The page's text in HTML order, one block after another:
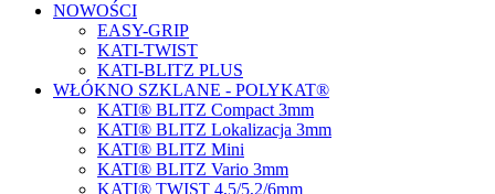
NOWOŚCI
EASY-GRIP
KATI-TWIST
KATI-BLITZ PLUS
WŁÓKNO SZKLANE - POLYKAT®
KATI® BLITZ Compact 3mm
KATI® BLITZ Lokalizacja 3mm
KATI® BLITZ Mini
KATI® BLITZ Vario 3mm
KATI® TWIST 4,5/5,2/6mm